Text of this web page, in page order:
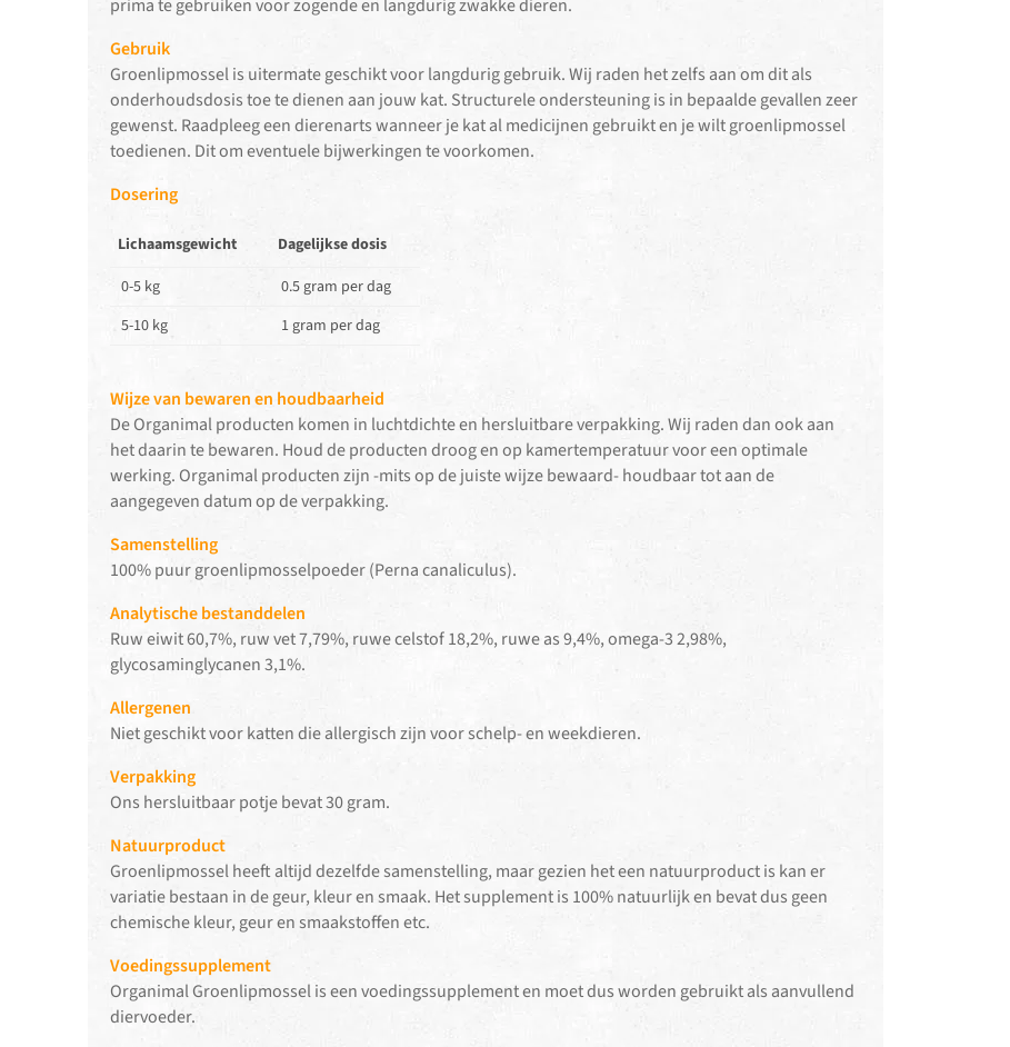
prima te gebruiken voor zogende en langdurig zwakke dieren.
Gebruik
Groenlipmossel is uitermate geschikt voor langdurig gebruik. Wij raden het zelfs aan om dit als
onderhoudsdosis toe te dienen aan jouw kat. Structurele ondersteuning is in bepaalde gevallen zeer
gewenst. Raadpleeg een dierenarts wanneer je kat al medicijnen gebruikt en je wilt groenlipmossel
toedienen. Dit om eventuele bijwerkingen te voorkomen.
Dosering
Lichaamsgewicht
Dagelijkse dosis
0-5 kg
0.5 gram per dag
5-10 kg
1 gram per dag
Wijze van bewaren en houdbaarheid
De Organimal producten komen in luchtdichte en hersluitbare verpakking. Wij raden dan ook aan
het daarin te bewaren. Houd de producten droog en op kamertemperatuur voor een optimale
werking. Organimal producten zijn -mits op de juiste wijze bewaard- houdbaar tot aan de
aangegeven datum op de verpakking.
Samenstelling
100% puur groenlipmosselpoeder (Perna canaliculus).
Analytische bestanddelen
Ruw eiwit 60,7%, ruw vet 7,79%, ruwe celstof 18,2%, ruwe as 9,4%, omega-3 2,98%,
glycosaminglycanen 3,1%.
Allergenen
Niet geschikt voor katten die allergisch zijn voor schelp- en weekdieren.
Verpakking
Ons hersluitbaar potje bevat 30 gram.
Natuurproduct
Groenlipmossel heeft altijd dezelfde samenstelling, maar gezien het een natuurproduct is kan er
variatie bestaan in de geur, kleur en smaak. Het supplement is 100% natuurlijk en bevat dus geen
chemische kleur, geur en smaakstoffen etc.
Voedingssupplement
Organimal Groenlipmossel is een voedingssupplement en moet dus worden gebruikt als aanvullend
diervoeder.